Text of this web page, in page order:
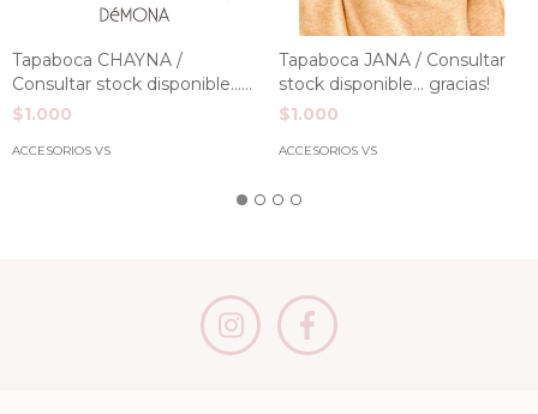
Tapaboca CHAYNA /
Consultar stock disponible...
gracias!
$1.000
ACCESORIOS VS
Tapaboca JANA / Consultar
stock disponible... gracias!
$1.000
ACCESORIOS VS